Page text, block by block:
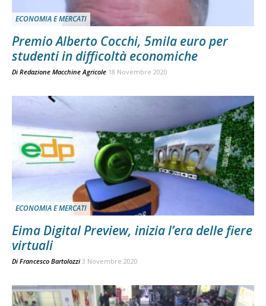
ECONOMIA E MERCATI
Premio Alberto Cocchi, 5mila euro per
studenti in difficoltà economiche
Di Redazione Macchine Agricole 18 Novembre 2020
ECONOMIA E MERCATI
Eima Digital Preview, inizia l’era delle fiere
virtuali
Di Francesco Bartolozzi 3 Novembre 2020